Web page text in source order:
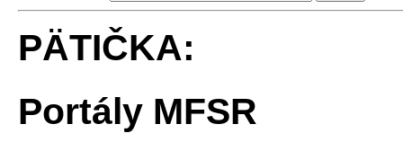
PÄTIČKA:
Portály MFSR